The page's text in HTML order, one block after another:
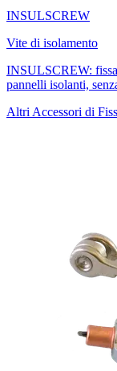
INSULSCREW
Vite di isolamento
INSULSCREW:
pannelli isolanti,
Altri Accessori di